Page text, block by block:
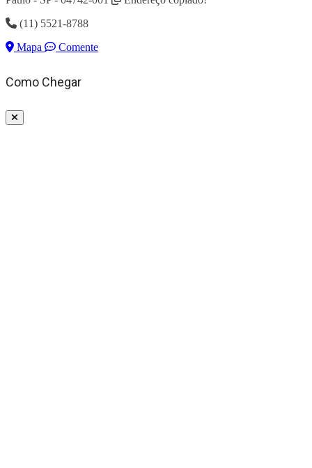
(11) 5521-8788
Mapa
Comente
Como Chegar